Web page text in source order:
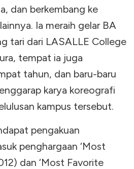
dan berkembang ke
Ia meraih gelar BA
tari dari LASALLE College
tempat ia juga
tahun, dan baru-baru
karya koreografi
kampus tersebut.
pengakuan
penghargaan ‘Most
dan ‘Most Favorite